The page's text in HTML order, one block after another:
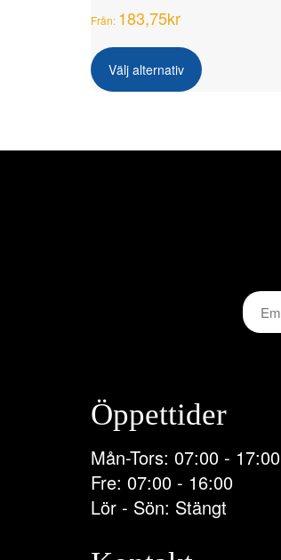
produktsidan
Från: 183,75kr
Välj alternativ
här
produkten
De
Öppettider
Mån-Tors: 07:00 - 17:00
Fre: 07:00 - 16:00
Lör - Sön: Stängt